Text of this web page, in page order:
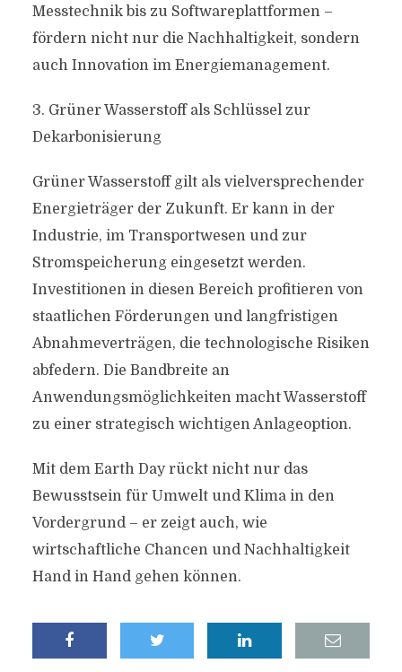
Messtechnik bis zu Softwareplattformen –
fördern nicht nur die Nachhaltigkeit, sondern
auch Innovation im Energiemanagement.
3. Grüner Wasserstoff als Schlüssel zur
Dekarbonisierung
Grüner Wasserstoff gilt als vielversprechender
Energieträger der Zukunft. Er kann in der
Industrie, im Transportwesen und zur
Stromspeicherung eingesetzt werden.
Investitionen in diesen Bereich profitieren von
staatlichen Förderungen und langfristigen
Abnahmeverträgen, die technologische Risiken
abfedern. Die Bandbreite an
Anwendungsmöglichkeiten macht Wasserstoff
zu einer strategisch wichtigen Anlageoption.
Mit dem Earth Day rückt nicht nur das
Bewusstsein für Umwelt und Klima in den
Vordergrund – er zeigt auch, wie
wirtschaftliche Chancen und Nachhaltigkeit
Hand in Hand gehen können.